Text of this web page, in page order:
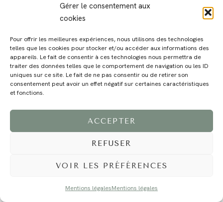
Gérer le consentement aux
cookies
Pour offrir les meilleures expériences, nous utilisons des technologies
telles que les cookies pour stocker et/ou accéder aux informations des
appareils. Le fait de consentir à ces technologies nous permettra de
traiter des données telles que le comportement de navigation ou les ID
uniques sur ce site. Le fait de ne pas consentir ou de retirer son
consentement peut avoir un effet négatif sur certaines caractéristiques
et fonctions.
ACCEPTER
REFUSER
VOIR LES PRÉFÉRENCES
Mentions légalesMentions légales
MAGALI PRESTATIONS YOGA VOYAGE BLOG CONTACT
©2024 EI Magali Selvi - Photographe Famille et Mariage - Nice - Côte d'Azur -